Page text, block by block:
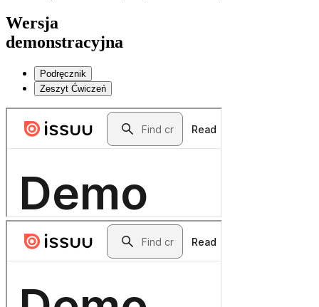
Wersja
demonstracyjna
Podręcznik
Zeszyt Ćwiczeń